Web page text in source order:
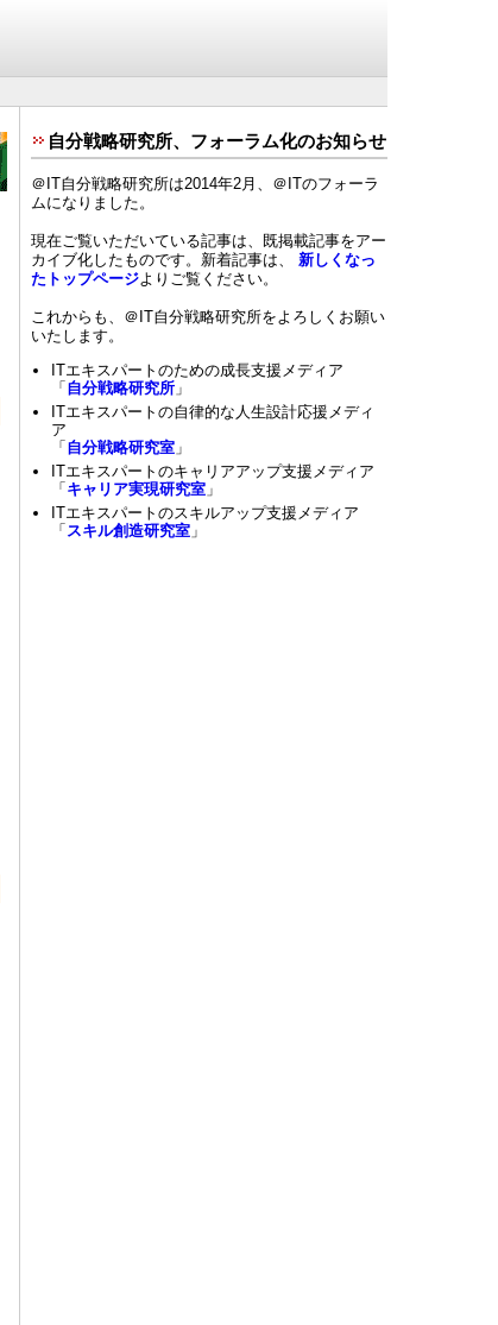
自分戦略研究所、フォーラム化のお知らせ
＠IT自分戦略研究所は2014年2月、＠ITのフォーラ
ムになりました。
現在ご覧いただいている記事は、既掲載記事をアー
カイブ化したものです。新着記事は、 新しくなっ
たトップページよりご覧ください。
これからも、＠IT自分戦略研究所をよろしくお願い
いたします。
ITエキスパートのための成長支援メディア
「 自分戦略研究所 」
ITエキスパートの自律的な人生設計応援メディ
ア
「 自分戦略研究室 」
ITエキスパートのキャリアアップ支援メディア
「 キャリア実現研究室 」
ITエキスパートのスキルアップ支援メディア
「 スキル創造研究室 」